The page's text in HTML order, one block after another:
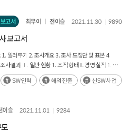
환경 2. 공개소프트웨어 활용 현황 Ⅵ. 신소프트웨어
신소프트웨어 관련 기술 확보 방식 3. 신소프트웨어
과 5. 2021년 신소프트웨어 채용 계획 6.
Ⅶ. 해외진출 현황 1. 해외진출 기업 생태계 2.
련 애로사항 1. 부록: 세부통계표 2. 부록: 조사설문지
류체계
고서 최무이 전이슬 2021.11.30 9890
보고서
일러두기 2. 조사개요 3. 조사 모집단 및 표본 4.
사결과 Ⅰ. 일반 현황 1. 조직 형태 II. 경영 실적 1. 매출
업 현황 1. 고객 유형별 소프트웨어 매출 비중 2.
황 1. 2020년 종사자 2. 2020년 소프트웨어부문 인력
환경 2. 공개소프트웨어 활용 현황 Ⅵ. 신소프트웨어
신소프트웨어 관련 기술 확보 방식 3. 신소프트웨어
과 5. 2021년 신소프트웨어 채용 계획 6.
SW인력 해외진출 신SW사업
이슬 2021.11.01 9284